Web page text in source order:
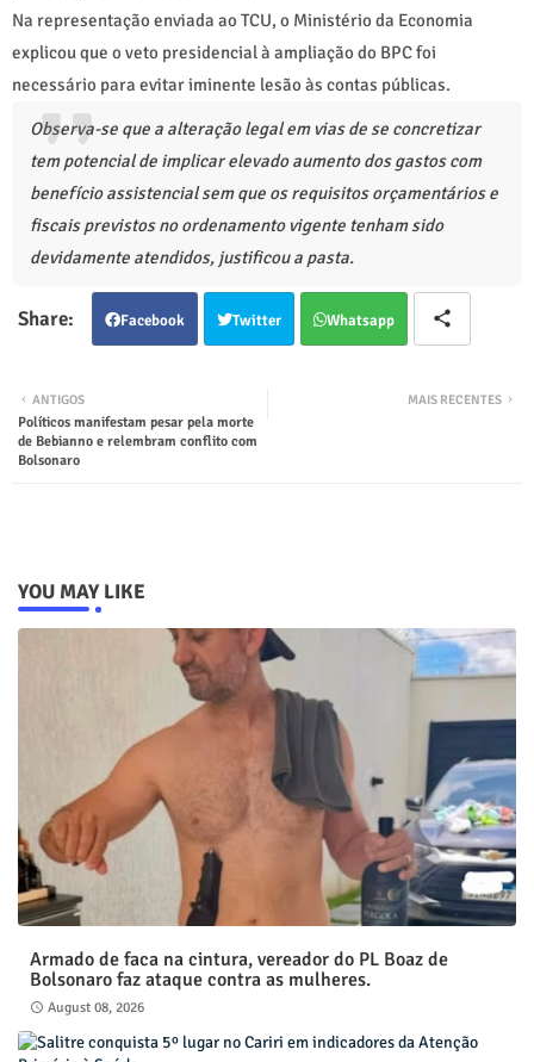
Na representação enviada ao TCU, o Ministério da Economia
explicou que o veto presidencial à ampliação do BPC foi
necessário para evitar iminente lesão às contas públicas.
Observa-se que a alteração legal em vias de se concretizar
tem potencial de implicar elevado aumento dos gastos com
benefício assistencial sem que os requisitos orçamentários e
fiscais previstos no ordenamento vigente tenham sido
devidamente atendidos, justificou a pasta.
Facebook Twitter Whatsapp
MAIS RECENTES
ANTIGOS
Políticos manifestam pesar pela morte
de Bebianno e relembram conflito com
Bolsonaro
YOU MAY LIKE
Armado de faca na cintura, vereador do PL Boaz de
Bolsonaro faz ataque contra as mulheres.
August 08, 2026